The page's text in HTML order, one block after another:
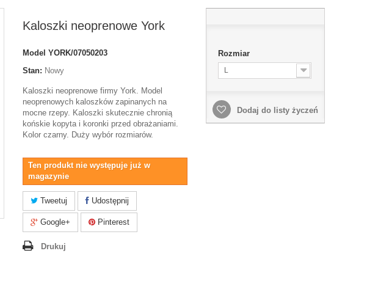
Kaloszki neoprenowe York
Model YORK/07050203
Stan: Nowy
Kaloszki neoprenowe firmy York. Model
neoprenowych kaloszków zapinanych na
mocne rzepy. Kaloszki skutecznie chronią
końskie kopyta i koronki przed obrażaniami.
Kolor czarny. Duży wybór rozmiarów.
Ten produkt nie występuje już w
magazynie
Tweetuj Udostępnij
Google+ Pinterest
Drukuj
Rozmiar
L
Dodaj do listy życzeń